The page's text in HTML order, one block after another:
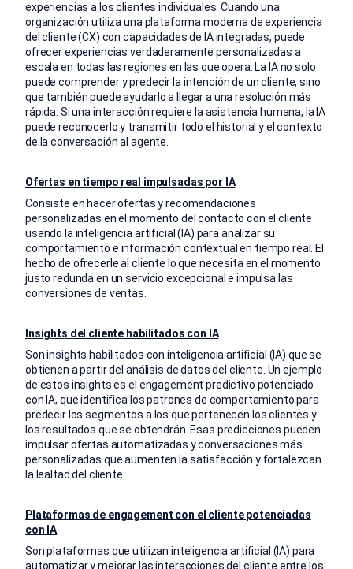
experiencias a los clientes individuales. Cuando una
organización utiliza una plataforma moderna de experiencia
del cliente (CX) con capacidades de IA integradas, puede
ofrecer experiencias verdaderamente personalizadas a
escala en todas las regiones en las que opera. La IA no solo
puede comprender y predecir la intención de un cliente, sino
que también puede ayudarlo a llegar a una resolución más
rápida. Si una interacción requiere la asistencia humana, la IA
puede reconocerlo y transmitir todo el historial y el contexto
de la conversación al agente.
Ofertas en tiempo real impulsadas por IA
Consiste en hacer ofertas y recomendaciones
personalizadas en el momento del contacto con el cliente
usando la inteligencia artificial (IA) para analizar su
comportamiento e información contextual en tiempo real. El
hecho de ofrecerle al cliente lo que necesita en el momento
justo redunda en un servicio excepcional e impulsa las
conversiones de ventas.
Insights del cliente habilitados con IA
Son insights habilitados con inteligencia artificial (IA) que se
obtienen a partir del análisis de datos del cliente. Un ejemplo
de estos insights es el engagement predictivo potenciado
con IA, que identifica los patrones de comportamiento para
predecir los segmentos a los que pertenecen los clientes y
los resultados que se obtendrán. Esas predicciones pueden
impulsar ofertas automatizadas y conversaciones más
personalizadas que aumenten la satisfacción y fortalezcan
la lealtad del cliente.
Plataformas de engagement con el cliente potenciadas
con IA
Son plataformas que utilizan inteligencia artificial (IA) para
automatizar y mejorar las interacciones del cliente entre los